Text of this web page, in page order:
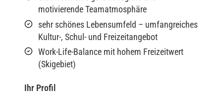
motivierende Teamatmosphäre
sehr schönes Lebensumfeld – umfangreiches
Kultur-, Schul- und Freizeitangebot
Work-Life-Balance mit hohem Freizeitwert
(Skigebiet)
Ihr Profil